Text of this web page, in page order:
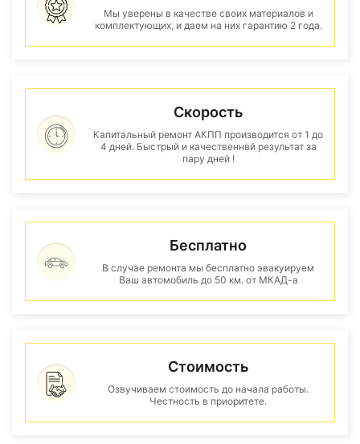
Мы уверены в качестве своих материалов и
комплектующих, и даем на них гарантию 2 года.
Скорость
Капитальный ремонт АКПП производится от 1 до
4 дней. Быстрый и качественнвй результат за
пару дней !
Бесплатно
В случае ремонта мы бесплатно эвакуируем
Ваш автомобиль до 50 км. от МКАД-а
Стоимость
Озвучиваем стоимость до начала работы.
Честность в приоритете.